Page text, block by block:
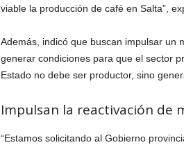
viable la producción de café en Salta”,
Además, indicó que buscan impulsar un
generar condiciones para que el sector
Estado no debe ser productor, sino
Impulsan la reactivación de
“Estamos solicitando al Gobierno